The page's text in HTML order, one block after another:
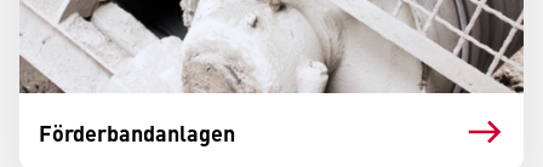
Förderbandanlagen